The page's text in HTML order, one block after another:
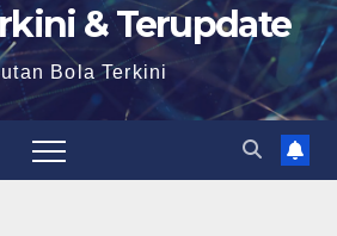
& Terupdate
Bola Terkini